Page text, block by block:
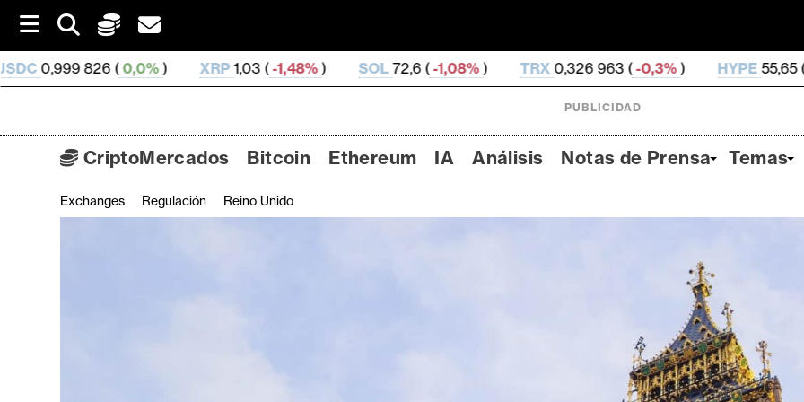
i
p
t
) XRP 1,03 (-1,48%) SOL72,6 (-1,08%) TRX0,326 963 ( -0,3%) HYPE55,65 ( -0,85%)
C
PUBLICIDAD
CriptoMercados Bitcoin Ethereum IA Análisis Notas de Prensa Temas
Exchanges Regulación Reino Unido